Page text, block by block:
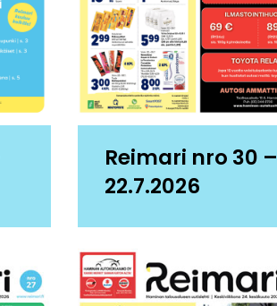
Reimari nro 30 –
22.7.2026